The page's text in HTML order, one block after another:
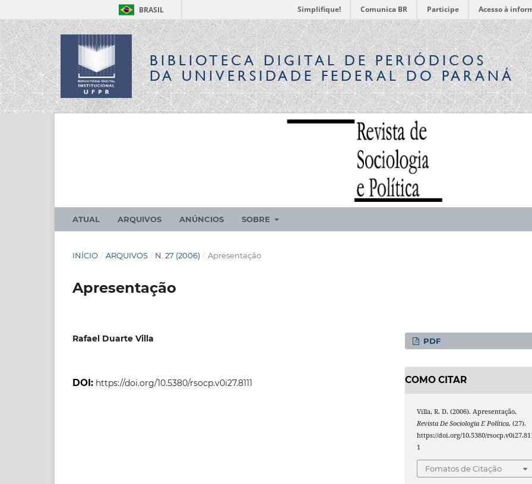
BRASIL Simplifique! Comunica BR Participe Acesso à
BIBLIOTECA DIGITALDE PERIÓDICOS
DA UNIVERSIDADE FEDERAL DO PARANÁ
ATUAL ARQUIVOS ANÚNCIOS SOBRE
INÍCIO / ARQUIVOS / N. 27 (2006) / Apresentação
Apresentação
Rafael Duarte Villa
DOI: https://doi.org/10.5380/rsocp.v0i27.8111
PDF
COMO CITAR
Villa, R. D. (2006). Apresentação.
Revista De Sociologia E Política, (27).
https://doi.org/10.5380/
1
Fomatos de Citação